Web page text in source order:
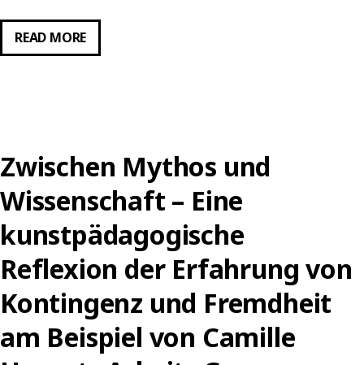
READ MOREGESICHTET.
DAS
REPRÄSENTATION
UND
KONTROLLE
IM
KONTEXT
ALGORITHMISCHER
KULTUREN
Zwischen Mythos und
Wissenschaft – Eine
kunstpädagogische
Reflexion der Erfahrung von
Kontingenz und Fremdheit
am Beispiel von Camille